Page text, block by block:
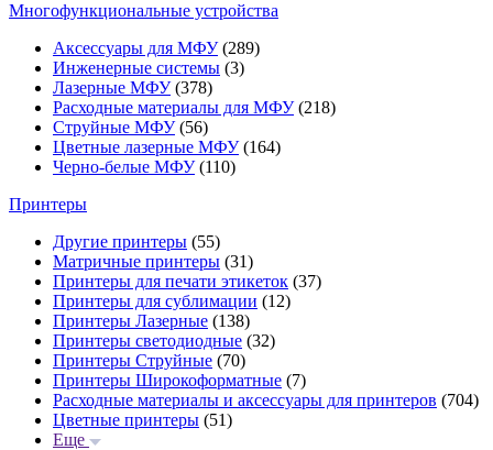
Многофункциональные устройства
Аксессуары для МФУ(289)
Инженерные системы (3)
Лазерные МФУ(378)
Расходные материалы для МФУ(218)
Струйные МФУ(56)
Цветные лазерные МФУ(164)
Черно-белые МФУ(110)
Принтеры
Другие принтеры (55)
Матричные принтеры (31)
Принтеры для печати этикеток (37)
Принтеры для сублимации (12)
Принтеры Лазерные (138)
Принтеры светодиодные (32)
Принтеры Струйные (70)
Принтеры Широкоформатные (7)
Расходные материалы и аксессуары для принтеров (704)
Цветные принтеры (51)
Еще